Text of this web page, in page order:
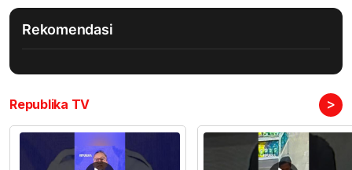
Rekomendasi
Republika TV >